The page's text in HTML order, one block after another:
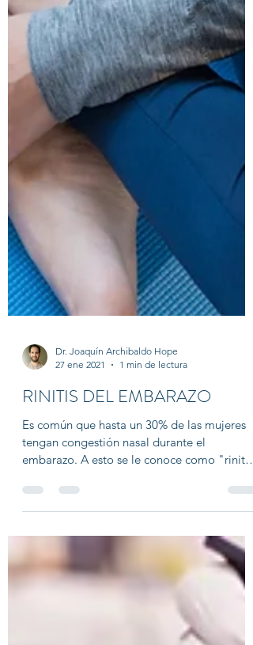
27 ene 2021
1 min de lectura
RINITIS DEL EMBARAZO
Es común que hasta un 30% de las mujeres
embarazo. A esto se le conoce como "rinitis
del embarazo o...